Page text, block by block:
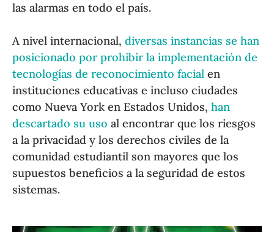
las alarmas en todo el país.
A nivel internacional,diversas instancias se han
posicionado por prohibir la implementación de
tecnologías de reconocimiento facial en
instituciones educativas e incluso ciudades
como Nueva York en Estados Unidos,han
descartado su usoal encontrar que los riesgos
a la privacidad y los derechos civiles de la
comunidad estudiantil son mayores que los
supuestos beneficios a la seguridad de estos
sistemas.